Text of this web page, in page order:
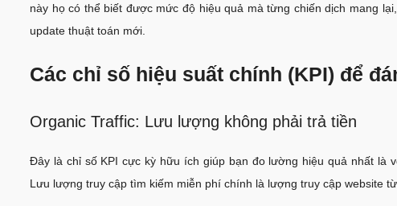
này họ có thể biết được mức độ hiệu quả mà từng chiến dịch mang
update thuật toán mới.
Các chỉ số hiệu suất chính (KPI) để
Organic Traffic: Lưu lượng không phải trả tiền
Đây là chỉ số KPI cực kỳ hữu ích giúp bạn đo lường hiệu quả nhất là
Lưu lượng truy cập tìm kiếm miễn phí chính là lượng truy cập website